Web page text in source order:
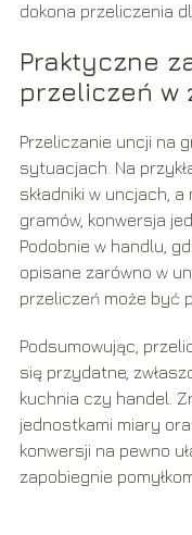
dokona przeliczenia
Praktyczne
przeliczeń w
Przeliczanie uncji na
sytuacjach. Na
składniki w uncjach,
gramów, konwersja
Podobnie w handlu,
opisane zarówno w
przeliczeń może być
Podsumowując,
się przydatne,
kuchnia czy handel.
jednostkami miary
konwersji na pewno
zapobiegnie